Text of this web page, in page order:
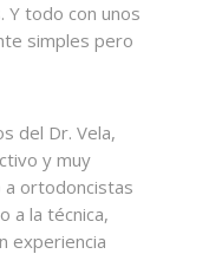
Y todo con unos
simples pero
del Dr. Vela,
y muy
ortodoncistas
a la técnica,
experiencia